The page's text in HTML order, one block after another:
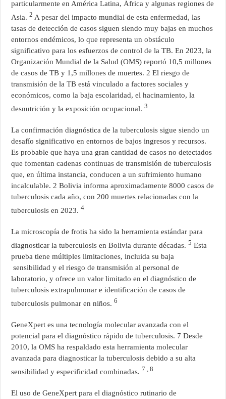
particularmente en América Latina, África y algunas regiones de
Asia.2 A pesar del impacto mundial de esta enfermedad, las
tasas de detección de casos siguen siendo muy bajas en muchos
entornos endémicos, lo que representa un obstáculo
significativo para los esfuerzos de control de la TB. En 2023, la
Organización Mundial de la Salud (OMS) reportó 10,5 millones
de casos de TB y 1,5 millones de muertes. 2 El riesgo de
transmisión de la TB está vinculado a factores sociales y
económicos, como la baja escolaridad, el hacinamiento, la
desnutrición y la exposición ocupacional.3
La confirmación diagnóstica de la tuberculosis sigue siendo un
desafío significativo en entornos de bajos ingresos y recursos.
Es probable que haya una gran cantidad de casos no detectados
que fomentan cadenas continuas de transmisión de tuberculosis
que, en última instancia, conducen a un sufrimiento humano
incalculable. 2 Bolivia informa aproximadamente 8000 casos de
tuberculosis cada año, con 200 muertes relacionadas con la
tuberculosis en 2023.4
La microscopía de frotis ha sido la herramienta estándar para
diagnosticar la tuberculosis en Bolivia durante décadas.5 Esta
prueba tiene múltiples limitaciones, incluida su baja
sensibilidad y el riesgo de transmisión al personal de
laboratorio, y ofrece un valor limitado en el diagnóstico de
tuberculosis extrapulmonar e identificación de casos de
tuberculosis pulmonar en niños.6
GeneXpert es una tecnología molecular avanzada con el
potencial para el diagnóstico rápido de tuberculosis. 7 Desde
2010, la OMS ha respaldado esta herramienta molecular
avanzada para diagnosticar la tuberculosis debido a su alta
sensibilidad y especificidad combinadas. 7 , 8
El uso de GeneXpert para el diagnóstico rutinario de